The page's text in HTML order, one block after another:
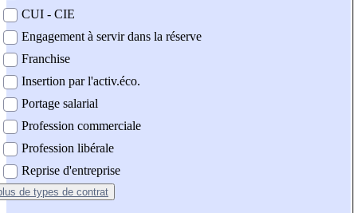
CUI - CIE
Engagement à servir dans la réserve
Franchise
Insertion par l'activ.éco.
Portage salarial
Profession commerciale
Profession libérale
Reprise d'entreprise
de types de contrat